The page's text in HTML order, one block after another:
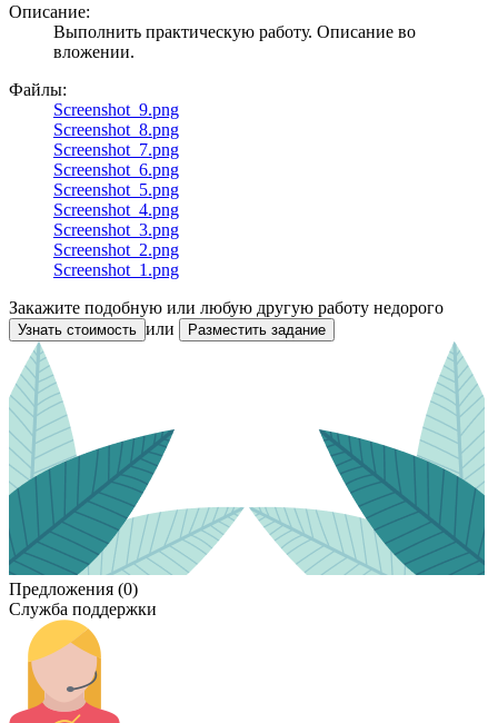
Описание:
Выполнить практическую работу. Описание во
вложении.
Файлы:
Screenshot_9.png
Screenshot_8.png
Screenshot_7.png
Screenshot_6.png
Screenshot_5.png
Screenshot_4.png
Screenshot_3.png
Screenshot_2.png
Screenshot_1.png
Закажите подобную или любую другую работу недорого
Узнать стоимость или Разместить задание
Предложения (0)
Служба поддержки